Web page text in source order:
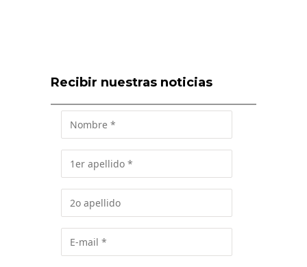
Recibir nuestras noticias